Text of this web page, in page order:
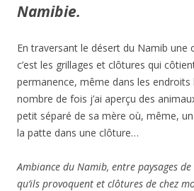
Namibie.
En traversant le désert du Namib une
c’est les grillages et clôtures qui
permanence, même dans les endroits
nombre de fois j’ai aperçu des
petit séparé de sa mère où, même, un
la patte dans une clôture…
Ambiance du Namib, entre paysages
qu’ils provoquent et clôtures de chez